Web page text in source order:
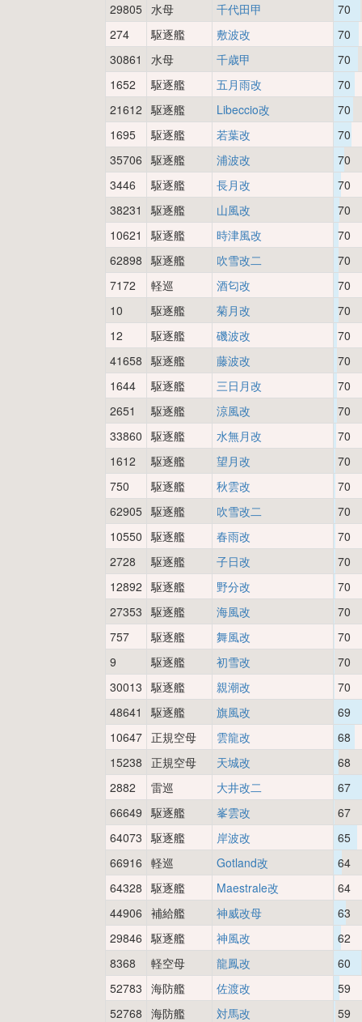
29805 水母 千代田甲
70
274
駆逐艦 敷波改
70
30861
水母 千歳甲
70
1652
駆逐艦 五月雨改
70
21612 駆逐艦 Libeccio改
70
1695
駆逐艦 若葉改
70
35706 駆逐艦 浦波改
70
3446
駆逐艦 長月改
70
38231
駆逐艦 山風改
70
10621
駆逐艦 時津風改
70
62898 駆逐艦 吹雪改二
70
7172
軽巡 酒匂改
70
10
駆逐艦 菊月改
70
12
駆逐艦 磯波改
70
41658 駆逐艦 藤波改
70
1644
駆逐艦 三日月改
70
2651
駆逐艦 涼風改
70
33860 駆逐艦 水無月改
70
1612
駆逐艦 望月改
70
750
駆逐艦 秋雲改
70
62905 駆逐艦 吹雪改二
70
10550 駆逐艦 春雨改
70
2728
駆逐艦 子日改
70
12892 駆逐艦 野分改
70
27353 駆逐艦 海風改
70
757
駆逐艦 舞風改
70
9
駆逐艦 初雪改
70
30013 駆逐艦 親潮改
70
48641
駆逐艦 旗風改
69
10647 正規空母 雲龍改
68
15238
正規空母 天城改
68
2882
雷巡 大井改二
67
66649 駆逐艦 峯雲改
67
64073 駆逐艦 岸波改
65
66916 軽巡 Gotland改
64
64328 駆逐艦 Maestrale改
64
44906 補給艦 神威改母
63
29846 駆逐艦 神風改
62
8368
軽空母 龍鳳改
60
52783 海防艦 佐渡改
59
52768 海防艦 対馬改
59